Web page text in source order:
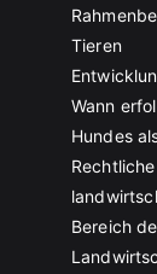
Tieren
Wann
Hundes
Bereich